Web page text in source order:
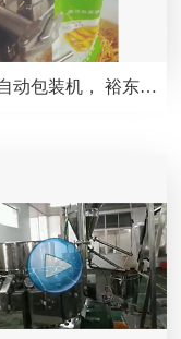
桔梗菜自动包装机， 裕东视频